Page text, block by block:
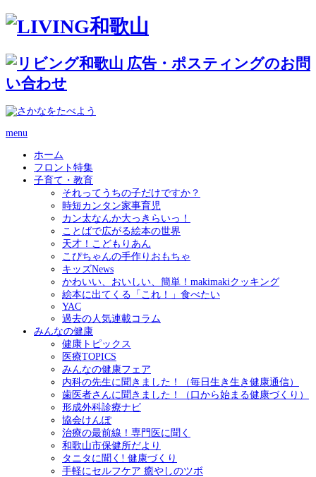
menu
ホーム
フロント特集
子育て・教育
それってうちの子だけですか？
時短カンタン家事育児
カン太なんか大っきらいっ！
ことばで広がる絵本の世界
天才！こどもりあん
こぴちゃんの手作りおもちゃ
キッズNews
かわいい、おいしい、簡単！makimakiクッキング
絵本に出てくる「これ！」食べたい
YAC
過去の人気連載コラム
みんなの健康
健康トピックス
医療TOPICS
みんなの健康フェア
内科の先生に聞きました！（毎日生き生き健康通信）
歯医者さんに聞きました！（口から始まる健康づくり）
形成外科診療ナビ
協会けんぽ
治療の最前線！専門医に聞く
和歌山市保健所だより
タニタに聞く! 健康づくり
手軽にセルフケア 癒やしのツボ